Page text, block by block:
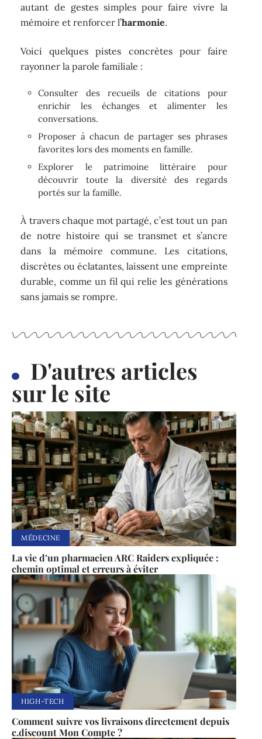
autant de gestes simples pour faire vivre la
mémoire et renforcer l’harmonie.
Voici quelques pistes concrètes pour faire
rayonner la parole familiale :
Consulter des recueils de citations pour
enrichir les échanges et alimenter les
conversations.
Proposer à chacun de partager ses phrases
favorites lors des moments en famille.
Explorer le patrimoine littéraire pour
découvrir toute la diversité des regards
portés sur la famille.
À travers chaque mot partagé, c’est tout un pan
de notre histoire qui se transmet et s’ancre
dans la mémoire commune. Les citations,
discrètes ou éclatantes, laissent une empreinte
durable, comme un fil qui relie les générations
sans jamais se rompre.
D'autres articles
sur le site
MÉDECINE
La vie d’un pharmacien ARC Raiders expliquée :
chemin optimal et erreurs à éviter
HIGH-TECH
Comment suivre vos livraisons directement depuis
c.discount Mon Compte ?